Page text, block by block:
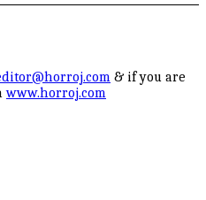
& if you are
www.horroj.com